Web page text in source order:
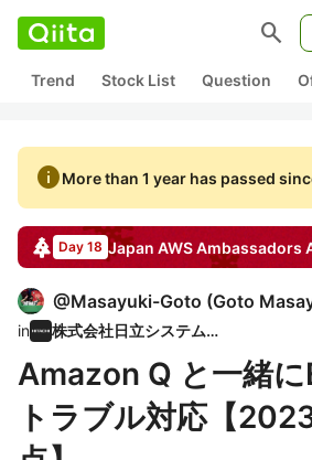
search
Trend Stock List Question
infoMore than 1 year has passed
Day 18 Japan AWS Ambassadors
@Masayuki-Goto (Goto
in 株式会社日立システムズ
Amazon Q と一緒に
トラブル対応【